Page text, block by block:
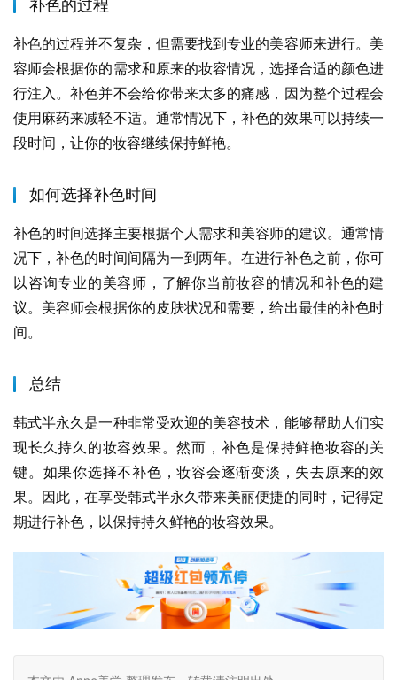
补色的过程
补色的过程并不复杂，但需要找到专业的美容师来进行。美
容师会根据你的需求和原来的妆容情况，选择合适的颜色进
行注入。补色并不会给你带来太多的痛感，因为整个过程会
使用麻药来减轻不适。通常情况下，补色的效果可以持续一
段时间，让你的妆容继续保持鲜艳。
如何选择补色时间
补色的时间选择主要根据个人需求和美容师的建议。通常情
况下，补色的时间间隔为一到两年。在进行补色之前，你可
以咨询专业的美容师，了解你当前妆容的情况和补色的建
议。美容师会根据你的皮肤状况和需要，给出最佳的补色时
间。
总结
韩式半永久是一种非常受欢迎的美容技术，能够帮助人们实
现长久持久的妆容效果。然而，补色是保持鲜艳妆容的关
键。如果你选择不补色，妆容会逐渐变淡，失去原来的效
果。因此，在享受韩式半永久带来美丽便捷的同时，记得定
期进行补色，以保持持久鲜艳的妆容效果。